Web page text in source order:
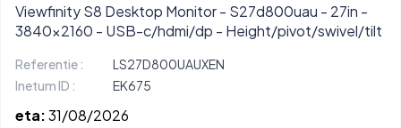
Viewfinity S8 Desktop Monitor - S27d800uau - 27in -
3840x2160 - USB-c/hdmi/dp - Height/pivot/swivel/tilt
Referentie :
LS27D800UAUXEN
Inetum ID :
EK675
eta:31/08/2026